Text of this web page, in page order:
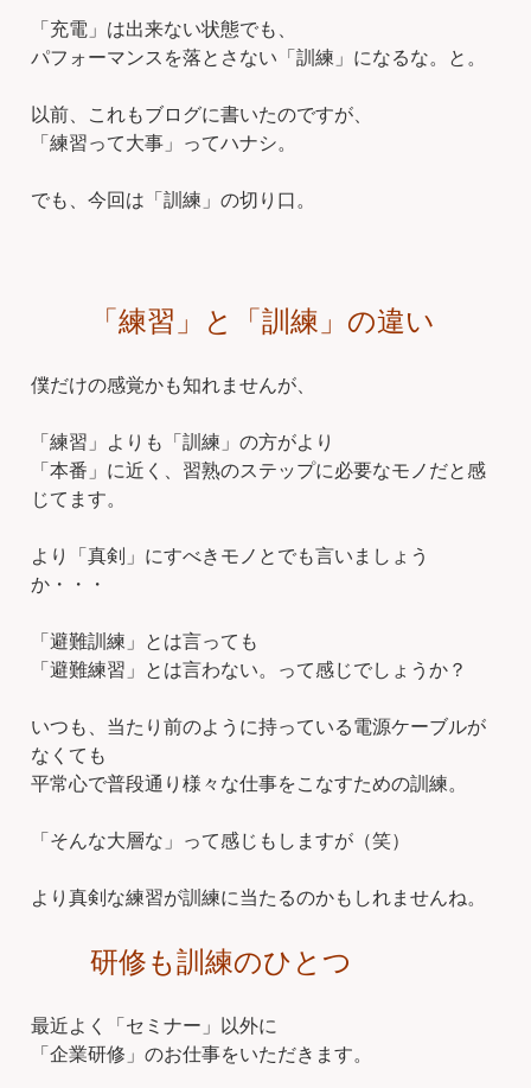
「充電」は出来ない状態でも、
パフォーマンスを落とさない「訓練」になるな。と。
以前、これもブログに書いたのですが、
「練習って大事」ってハナシ。
でも、今回は「訓練」の切り口。
「練習」と「訓練」の違い
僕だけの感覚かも知れませんが、
「練習」よりも「訓練」の方がより
「本番」に近く、習熟のステップに必要なモノだと感
じてます。
より「真剣」にすべきモノとでも言いましょう
か・・・
「避難訓練」とは言っても
「避難練習」とは言わない。って感じでしょうか？
いつも、当たり前のように持っている電源ケーブルが
なくても
平常心で普段通り様々な仕事をこなすための訓練。
「そんな大層な」って感じもしますが（笑）
より真剣な練習が訓練に当たるのかもしれませんね。
研修も訓練のひとつ
最近よく「セミナー」以外に
「企業研修」のお仕事をいただきます。